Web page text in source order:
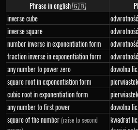
Phrase in english 🇬🇧
inverse cube
inverse square
number inverse in exponentiation form
fraction inverse in exponentiation form
any number to power zero
dowolna
square root in exponentiation form
cubic root in exponentiation form
any number to first power
dowolna
square of the number (raise to second
kwadrat